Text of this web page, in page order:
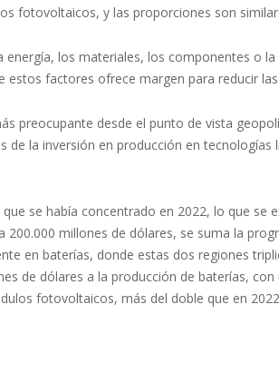
fotovoltaicos, y las proporciones son
energía, los materiales, los componentes o
factores ofrece margen para reducir
preocupante desde el punto de vista
de la inversión en producción en
se había concentrado en 2022, lo que se
millones de dólares, se suma la
en baterías, donde estas dos regiones
de dólares a la producción de baterías,
fotovoltaicos, más del doble que en